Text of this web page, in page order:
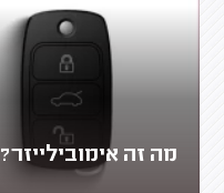
מה זה אימובילייזר?